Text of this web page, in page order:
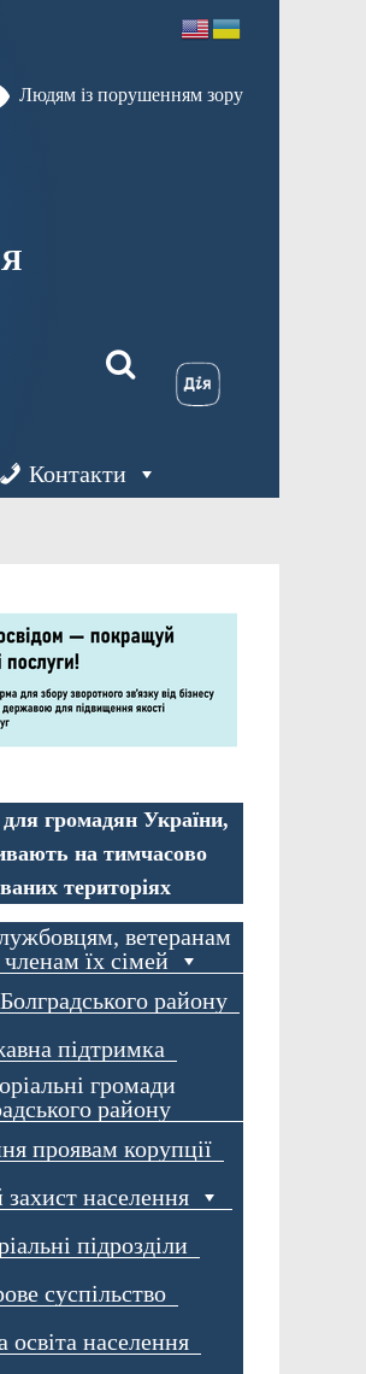
Людям із порушенням зору
Контакти
громадян України,
на тимчасово
територіях
ветеранам
їх сімей
району
підтримка
громади
району
проявам корупції
населення
підрозділи
суспільство
освіта населення